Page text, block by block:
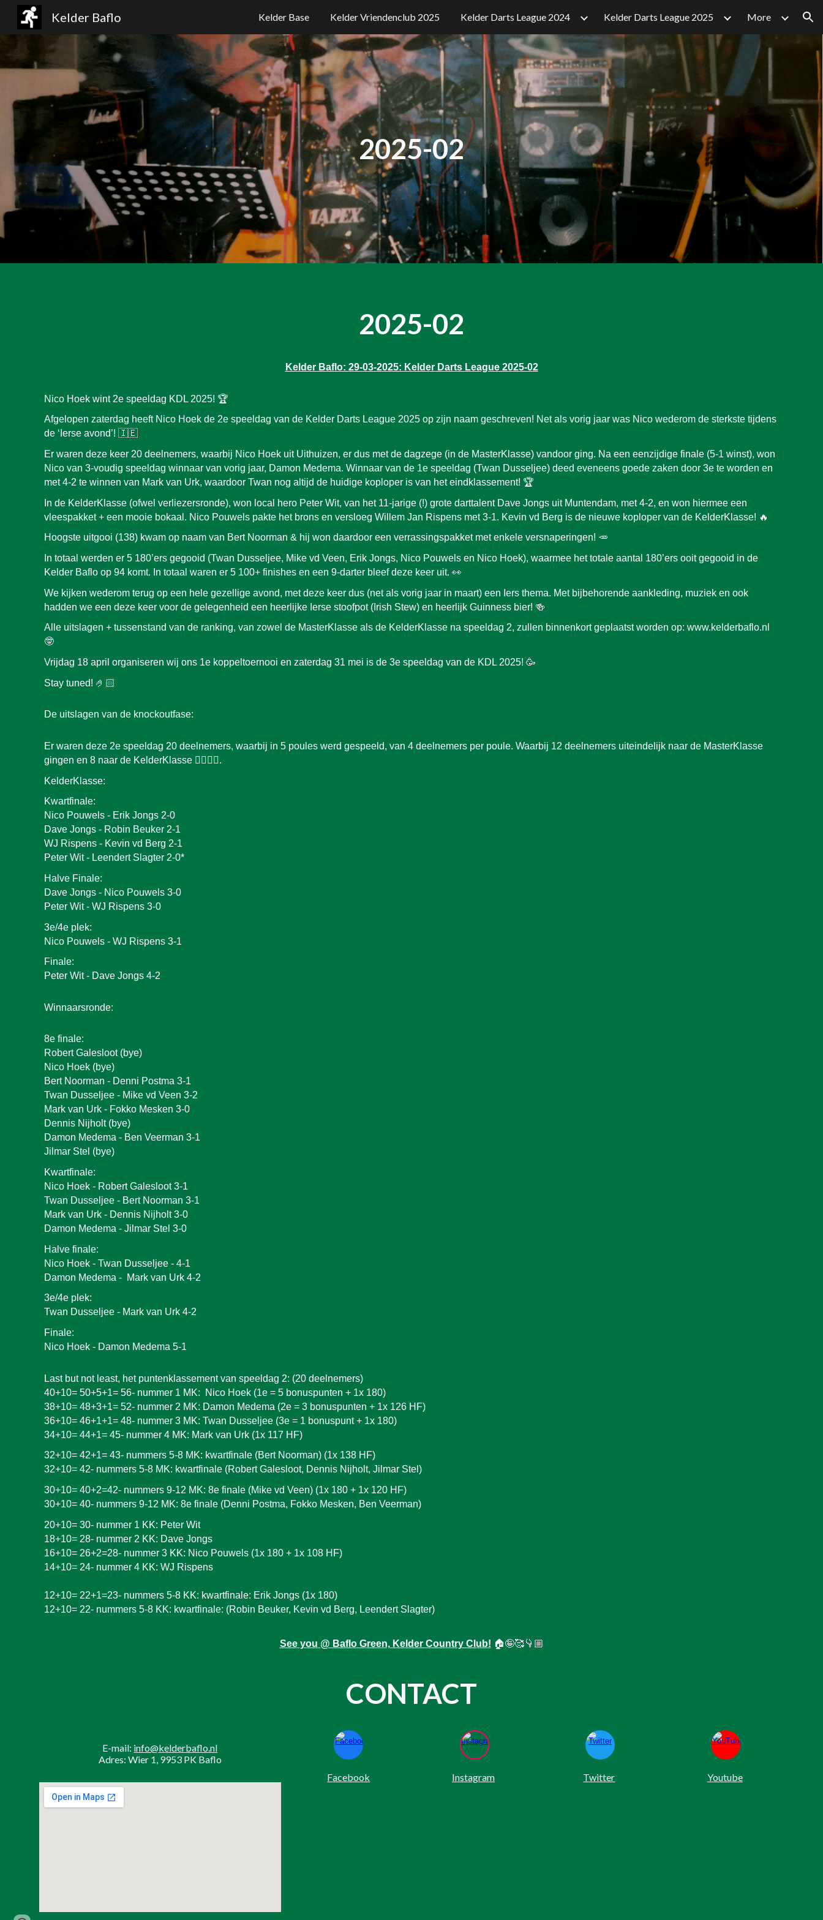
Skip to main content Skip to navigation
Kelder Baflo Kelder Base Kelder Vriendenclub 2025 Kelder Darts League 2024 Kelder Darts League 2025 More
2025-02
2025-02
Kelder Baflo: 29-03-2025: Kelder Darts League 2025-02
Nico Hoek wint 2e speeldag KDL 2025! 🏆
Afgelopen zaterdag heeft Nico Hoek de 2e speeldag van de Kelder Darts League 2025 op zijn naam geschreven! Net als vorig jaar was Nico wederom de sterkste tijdens
de ‘Ierse avond’! 🇮🇪
Er waren deze keer 20 deelnemers, waarbij Nico Hoek uit Uithuizen, er dus met de dagzege (in de MasterKlasse) vandoor ging. Na een eenzijdige finale (5-1 winst), won
Nico van 3-voudig speeldag winnaar van vorig jaar, Damon Medema. Winnaar van de 1e speeldag (Twan Dusseljee) deed eveneens goede zaken door 3e te worden en
met 4-2 te winnen van Mark van Urk, waardoor Twan nog altijd de huidige koploper is van het eindklassement! 🏆
In de KelderKlasse (ofwel verliezersronde), won local hero Peter Wit, van het 11-jarige (!) grote darttalent Dave Jongs uit Muntendam, met 4-2, en won hiermee een
vleespakket + een mooie bokaal. Nico Pouwels pakte het brons en versloeg Willem Jan Rispens met 3-1. Kevin vd Berg is de nieuwe koploper van de KelderKlasse! 🔥
Hoogste uitgooi (138) kwam op naam van Bert Noorman & hij won daardoor een verrassingspakket met enkele versnaperingen! 🥕
In totaal werden er 5 180’ers gegooid (Twan Dusseljee, Mike vd Veen, Erik Jongs, Nico Pouwels en Nico Hoek), waarmee het totale aantal 180’ers ooit gegooid in de
Kelder Baflo op 94 komt. In totaal waren er 5 100+ finishes en een 9-darter bleef deze keer uit. 👀
We kijken wederom terug op een hele gezellige avond, met deze keer dus (net als vorig jaar in maart) een Iers thema. Met bijbehorende aankleding, muziek en ook
hadden we een deze keer voor de gelegenheid een heerlijke Ierse stoofpot (Irish Stew) en heerlijk Guinness bier! 🍻
Alle uitslagen + tussenstand van de ranking, van zowel de MasterKlasse als de KelderKlasse na speeldag 2, zullen binnenkort geplaatst worden op: www.kelderbaflo.nl
🤓
Vrijdag 18 april organiseren wij ons 1e koppeltoernooi en zaterdag 31 mei is de 3e speeldag van de KDL 2025! 🥳
Stay tuned! 🤌🏻
De uitslagen van de knockoutfase:
Er waren deze 2e speeldag 20deelnemers, waarbij in 5 poules werd gespeeld, van 4 deelnemers per poule. Waarbij 12 deelnemers uiteindelijk naar de MasterKlasse
gingen en 8 naar de KelderKlasse 👍🏻👎🏼.
KelderKlasse:
Kwartfinale:
Nico Pouwels - Erik Jongs 2-0
Dave Jongs - Robin Beuker 2-1
WJ Rispens - Kevin vd Berg 2-1
Peter Wit - Leendert Slagter 2-0*
Halve Finale:
Dave Jongs - Nico Pouwels 3-0
Peter Wit - WJ Rispens 3-0
3e/4e plek:
Nico Pouwels - WJ Rispens 3-1
Finale:
Peter Wit - Dave Jongs 4-2
Winnaarsronde:
8e finale:
Robert Galesloot (bye)
Nico Hoek (bye)
Bert Noorman - Denni Postma 3-1
Twan Dusseljee - Mike vd Veen 3-2
Mark van Urk - Fokko Mesken 3-0
Dennis Nijholt (bye)
Damon Medema - Ben Veerman 3-1
Jilmar Stel (bye)
Kwartfinale:
Nico Hoek - Robert Galesloot 3-1
Twan Dusseljee - Bert Noorman 3-1
Mark van Urk - Dennis Nijholt 3-0
Damon Medema - Jilmar Stel 3-0
Halve finale:
Nico Hoek - Twan Dusseljee - 4-1
Damon Medema - Mark van Urk 4-2
3e/4e plek:
Twan Dusseljee - Mark van Urk 4-2
Finale:
Nico Hoek - Damon Medema 5-1
Last but not least, het puntenklassement van speeldag 2: (20deelnemers)
40+10= 50+5+1= 56- nummer 1 MK: Nico Hoek (1e = 5 bonuspunten + 1x 180)
38+10= 48+3+1= 52- nummer 2 MK: Damon Medema (2e = 3 bonuspunten + 1x 126 HF)
36+10= 46+1+1= 48- nummer 3 MK: Twan Dusseljee (3e = 1 bonuspunt + 1x 180)
34+10= 44+1= 45- nummer 4 MK: Mark van Urk (1x 117 HF)
32+10= 42+1= 43- nummers 5-8 MK: kwartfinale (Bert Noorman) (1x 138HF)
32+10= 42- nummers 5-8 MK: kwartfinale (Robert Galesloot, Dennis Nijholt, Jilmar Stel)
30+10= 40+2=42- nummers 9-12 MK: 8e finale (Mike vd Veen)(1x 180 + 1x 120 HF)
30+10= 40- nummers 9-12 MK: 8e finale (Denni Postma, Fokko Mesken, Ben Veerman)
20+10= 30- nummer 1 KK: Peter Wit
18+10= 28- nummer 2 KK: Dave Jongs
16+10= 26+2=28- nummer 3 KK: Nico Pouwels (1x 180 + 1x 108 HF)
14+10= 24- nummer 4 KK: WJ Rispens
12+10= 22+1=23- nummers 5-8 KK: kwartfinale: Erik Jongs (1x 180)
12+10= 22- nummers 5-8 KK: kwartfinale: (Robin Beuker, Kevin vd Berg, Leendert Slagter)
See you @ Baflo Green, Kelder Country Club! 🏠🤪🥰👇🏼
CONTACT
E-mail: info@kelderbaflo.nl
Adres: Wier 1, 9953 PK Baflo
Facebook
Instagram Twitter Youtube